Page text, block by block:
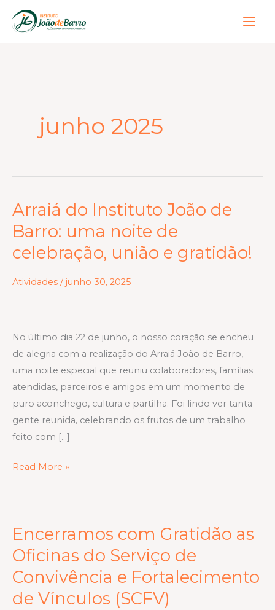
para
junho 2025
Arraiá do Instituto João de
Barro: uma noite de
celebração, união e gratidão!
Atividades / junho 30, 2025
No último dia 22 de junho, o nosso coração se encheu
de alegria com a realização do Arraiá João de Barro,
uma noite especial que reuniu colaboradores, famílias
atendidas, parceiros e amigos em um momento de
puro aconchego, cultura e partilha. Foi lindo ver tanta
gente reunida, celebrando os frutos de um trabalho
feito com […]
Arraiá
do
Instituto
João
de
celebração,
união
e
gratidão!
Read More »
Encerramos com Gratidão as
Oficinas do Serviço de
Convivência e Fortalecimento
de Vínculos (SCFV)
Encerramos
com
Gratidão
as
Oficinas